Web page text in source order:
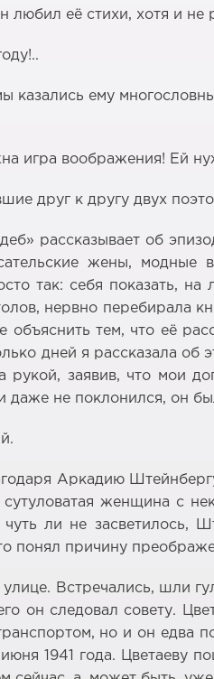
её стихи, хотя и не
казались ему
игра воображения! Ей
друг к другу двух
рассказывает об
жены, модные
так: себя показать,
нервно перебирала
тем, что её
дней я рассказала
рукой, заявив, что мои
не поклонился, он
Аркадию
сутуловатая женщина с
ли не засветилось,
понял причину
Встречались, шли
он следовал совету.
но и он едва
1941 года. Цветаеву